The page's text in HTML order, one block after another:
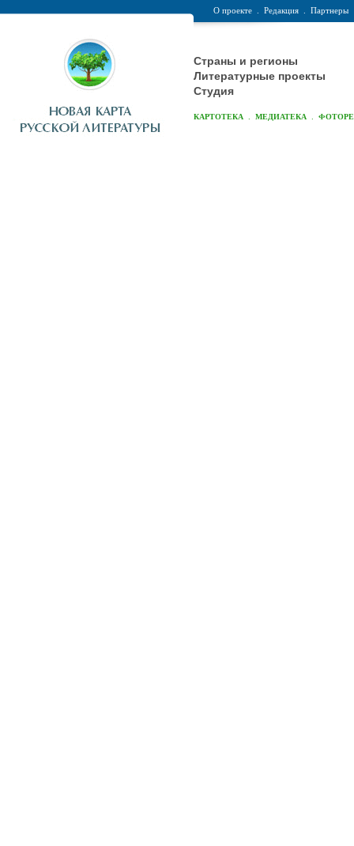
О проекте Редакция Партнеры
Страны и регионы
Литературные проекты
Студия
КАРТОТЕКА МЕДИАТЕКА